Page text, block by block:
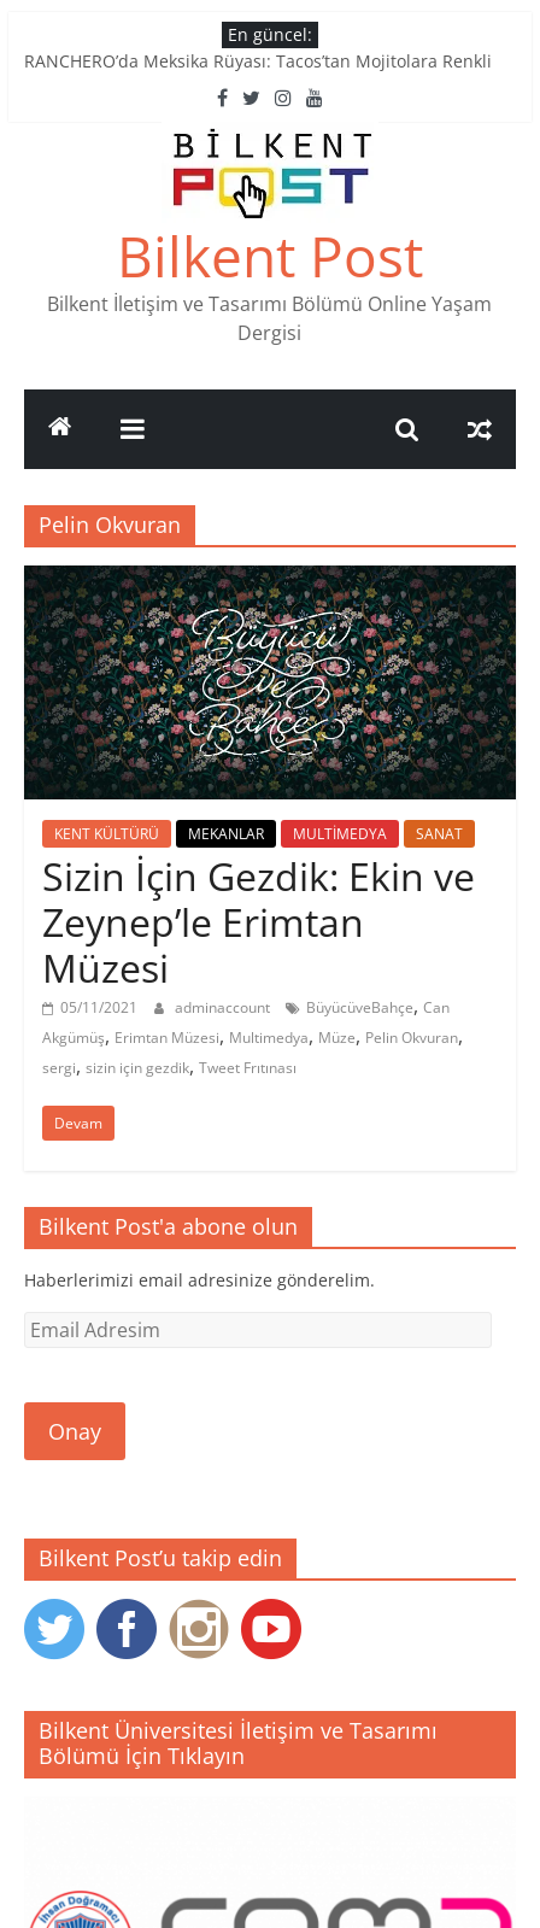
to
En güncel:
RANCHERO’da Meksika Rüyası: Tacos’tan Mojitolara Renkli
Ankara’nın Ruhunu Notalarda Yaşatan 4 Müzik Durağı
Pullardaki tarih: PTT Pul Müzesi
Stamp Collectors Unite: Places to Find Stamps in Ankara
Tatlı Konuşalım: Ankara’nın 4 Köklü Pastanesi
Bilkent Post
Bilkent İletişim ve Tasarımı Bölümü Online Yaşam
Dergisi
Pelin Okvuran
KENT KÜLTÜRÜ MEKANLAR MULTİMEDYA SANAT
Sizin İçin Gezdik: Ekin ve
Zeynep’le Erimtan
Müzesi
05/11/2021 adminaccount BüyücüveBahçe, Can
Akgümüş, Erimtan Müzesi, Multimedya, Müze, Pelin Okvuran,
sergi, sizin için gezdik, Tweet Frıtınası
Devam
Bilkent Post'a abone olun
Haberlerimizi email adresinize gönderelim.
Email
Onay
Bilkent Post’u takip edin
Bilkent Üniversitesi İletişim ve Tasarımı
Bölümü İçin Tıklayın